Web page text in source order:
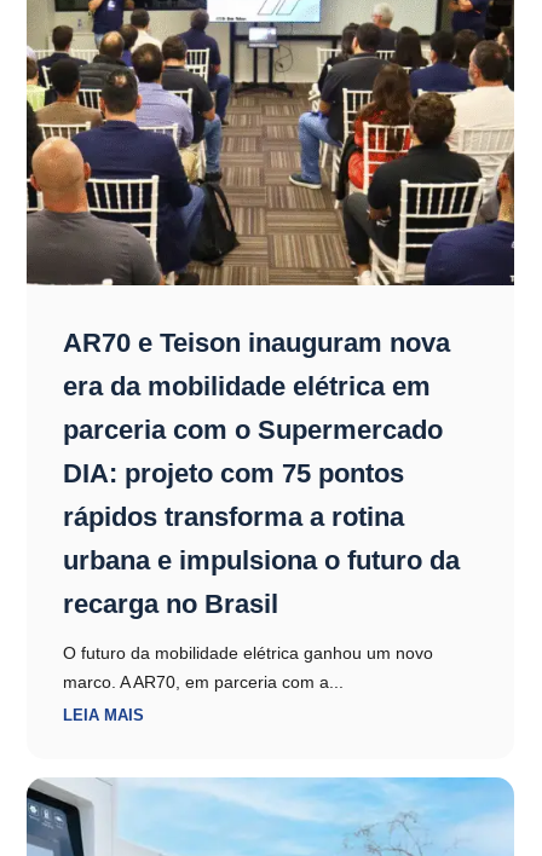
AR70 e Teison inauguram nova
era da mobilidade elétrica em
parceria com o Supermercado
DIA: projeto com 75 pontos
rápidos transforma a rotina
urbana e impulsiona o futuro da
recarga no Brasil
O futuro da mobilidade elétrica ganhou um novo
marco. A AR70, em parceria com a...
LEIA MAIS